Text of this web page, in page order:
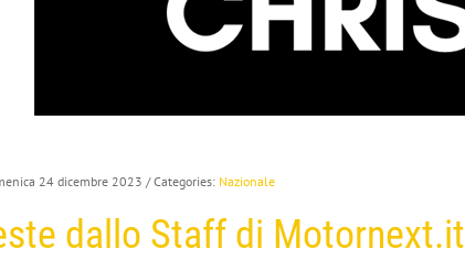
24 dicembre 2023 / Categories: Nazionale
dallo Staff di Motornext.it